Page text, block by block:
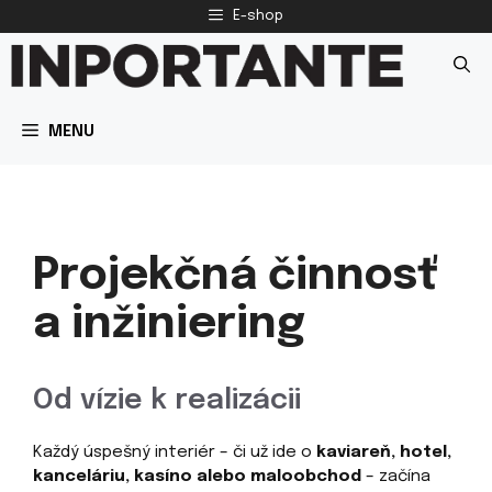
na
obsah
E-shop
MENU
Projekčná činnosť
a inžiniering
Od vízie k realizácii
Každý úspešný interiér – či už ide o kaviareň, hotel,
kanceláriu, kasíno alebo maloobchod – začína